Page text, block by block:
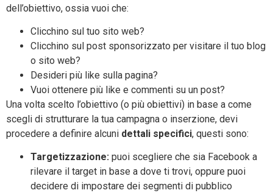
dell’obiettivo, ossia vuoi che:
Clicchino sul tuo sito web?
Clicchino sul post sponsorizzato per visitare il tuo blog
o sito web?
Desideri più like sulla pagina?
Vuoi ottenere più like e commenti su un post?
Una volta scelto l’obiettivo (o più obiettivi) in base a come
scegli di strutturare la tua campagna o inserzione, devi
procedere a definire alcuni dettali specifici, questi sono:
Targetizzazione: puoi scegliere che sia Facebook a
rilevare il target in base a dove ti trovi, oppure puoi
decidere di impostare dei segmenti di pubblico